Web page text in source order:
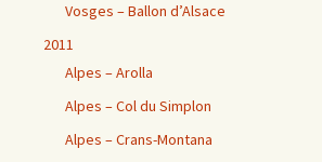
Vosges – Ballon d’Alsace
2011
Alpes – Arolla
Alpes – Col du Simplon
Alpes – Crans-Montana